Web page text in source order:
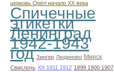
церковь Орёл начало ХХ века
Спичечные
этикетки
Ленинград
1942-1943
год Зингер Людиново Минск
Свислочь XX 1911 1912 1899 1900 1907